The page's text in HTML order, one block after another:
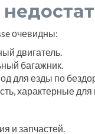
очевидны:
двигатель.
багажник.
для езды по
характерные
и запчастей.